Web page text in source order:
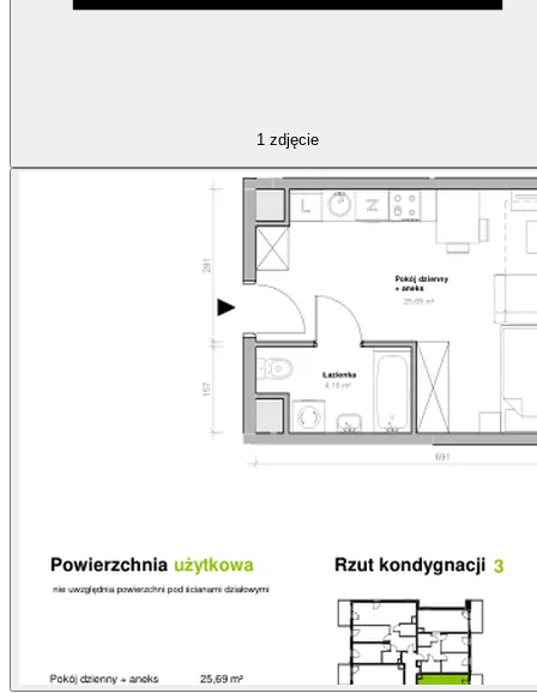
1 zdjęcie